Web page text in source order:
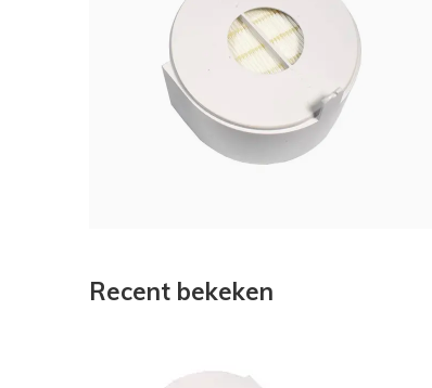
Recent bekeken